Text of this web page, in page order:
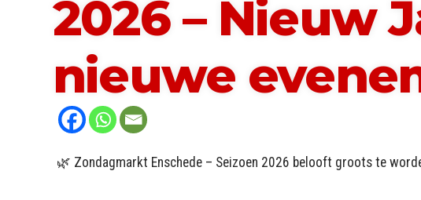
2026 – Nieuw
nieuwe
🌿 Zondagmarkt Enschede – Seizoen 2026 belooft groots te